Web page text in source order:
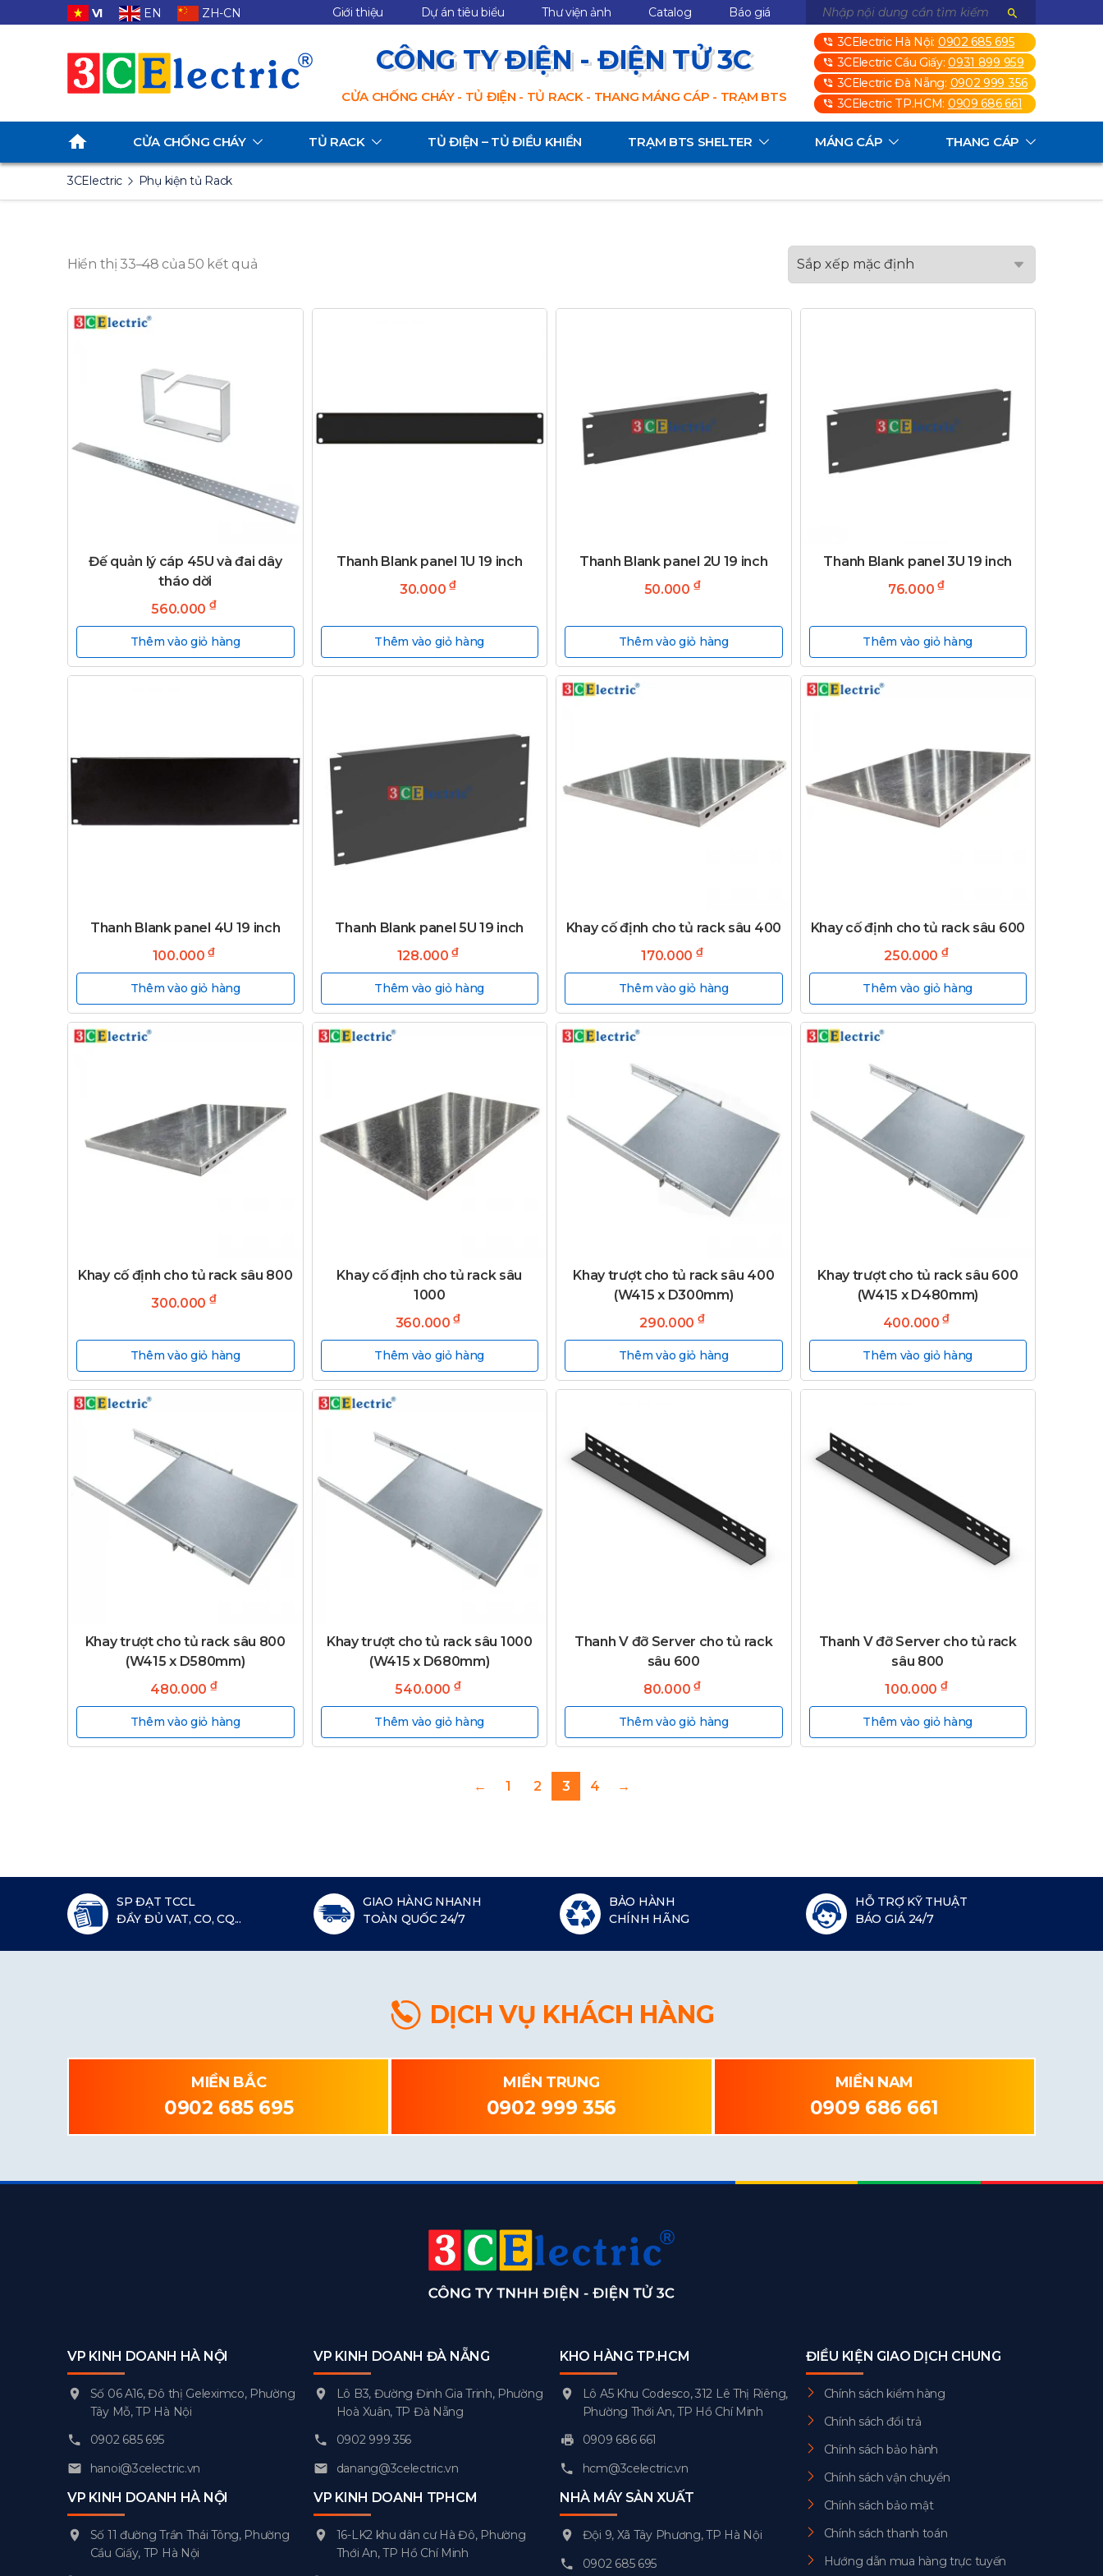
VI EN ZH-CN Giới thiệu Dự án tiêu biểu Thư viện ảnh Catalog Báo giá
CÔNG TY ĐIỆN - ĐIỆN TỬ 3C
CỬA CHỐNG CHÁY - TỦ ĐIỆN - TỦ RACK - THANG MÁNG CÁP - TRẠM BTS
3CElectric Hà Nội: 0902 685 695
3CElectric Cầu Giấy:0931 899 959
3CElectric Đà Nẵng: 0902 999 356
3CElectric TP.HCM: 0909 686 661
CỬA CHỐNG CHÁY TỦ RACK TỦ ĐIỆN – TỦ ĐIỀU KHIỂN TRẠM BTS SHELTER MÁNG CÁP THANG CÁP
3CElectric Phụ kiện tủ Rack
Hiển thị 33–48 của 50 kết quả
Đế quản lý cáp 45U và đai dây
tháo dời
560.000 ₫
Thêm vào giỏ hàng
Thanh Blank panel 1U 19 inch
30.000 ₫
Thêm vào giỏ hàng
Thanh Blank panel 2U 19 inch
50.000 ₫
Thêm vào giỏ hàng
Thanh Blank panel 3U 19 inch
76.000 ₫
Thêm vào giỏ hàng
Thanh Blank panel 4U 19 inch
100.000₫
Thêm vào giỏ hàng
Thanh Blank panel 5U 19 inch
128.000₫
Thêm vào giỏ hàng
Khay cố định cho tủ rack sâu 400
170.000 ₫
Thêm vào giỏ hàng
Khay cố định cho tủ rack sâu 600
250.000 ₫
Thêm vào giỏ hàng
Khay cố định cho tủ rack sâu 800
300.000 ₫
Thêm vào giỏ hàng
Khay cố định cho tủ rack sâu
1000
360.000₫
Thêm vào giỏ hàng
Khay trượt cho tủ rack sâu 400
(W415 x D300mm)
290.000 ₫
Thêm vào giỏ hàng
Khay trượt cho tủ rack sâu 600
(W415 x D480mm)
400.000₫
Thêm vào giỏ hàng
Khay trượt cho tủ rack sâu 800
(W415 x D580mm)
480.000 ₫
Thêm vào giỏ hàng
Khay trượt cho tủ rack sâu 1000
(W415 x D680mm)
540.000 ₫
Thêm vào giỏ hàng
Thanh V đỡ Server cho tủ rack
sâu 600
80.000 ₫
Thêm vào giỏ hàng
Thanh V đỡ Server cho tủ rack
sâu 800
100.000 ₫
Thêm vào giỏ hàng
← 1 2 3 4 →
SP ĐẠT TCCL
ĐẦY ĐỦ VAT, CO, CQ...
GIAO HÀNG NHANH
TOÀN QUỐC 24/7
BẢO HÀNH
CHÍNH HÃNG
HỖ TRỢ KỸ THUẬT
BÁO GIÁ 24/7
DỊCH VỤ KHÁCH HÀNG
MIỀN BẮC
0902 685 695
MIỀN TRUNG
0902 999 356
MIỀN NAM
0909 686 661
VP KINH DOANH HÀ NỘI
Số 06 A16, Đô thị Geleximco, Phường
Tây Mỗ, TP Hà Nội
0902 685 695
hanoi@3celectric.vn
VP KINH DOANH HÀ NỘI
Số 11 đường Trần Thái Tông, Phường
Cầu Giấy, TP Hà Nội
VP KINH DOANH ĐÀ NẴNG
Lô B3, Đường Đinh Gia Trinh, Phường
Hoà Xuân, TP Đà Nẵng
0902 999 356
danang@3celectric.vn
VP KINH DOANH TPHCM
16-LK2 khu dân cư Hà Đô, Phường
Thới An, TP Hồ Chí Minh
KHO HÀNG TP.HCM
Lô A5 Khu Codesco, 312 Lê Thị Riêng,
Phường Thới An, TP Hồ Chí Minh
0909 686 661
hcm@3celectric.vn
NHÀ MÁY SẢN XUẤT
Đội 9, Xã Tây Phương, TP Hà Nội
0902 685 695
ĐIỀU KIỆN GIAO DỊCH CHUNG
Chính sách kiểm hàng
Chính sách đổi trả
Chính sách bảo hành
Chính sách vận chuyển
Chính sách bảo mật
Chính sách thanh toán
Hướng dẫn mua hàng trực tuyến